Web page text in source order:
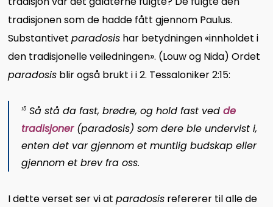
tradisjonen som de hadde fått gjennom Paulus.
Substantivetparadosis har betydningen «innholdet i
den tradisjonelle veiledningen». (Louw og Nida) Ordet
paradosis blir også brukt i i 2. Tessaloniker 2:15:
15 Så stå da fast, brødre, og hold fast vedde
tradisjoner(paradosis) som dere ble undervist i,
enten det var gjennom et muntlig budskap eller
gjennom et brev fra oss.
I dette verset ser vi atparadosis refererer til alle de